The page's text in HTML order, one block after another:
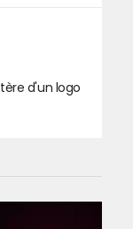
d'un logo